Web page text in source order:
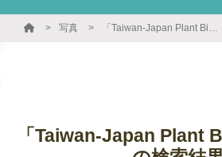
写真 「Taiwan-Japan Plant Biology 2023」の検索結果
「Taiwan-Japan Plant